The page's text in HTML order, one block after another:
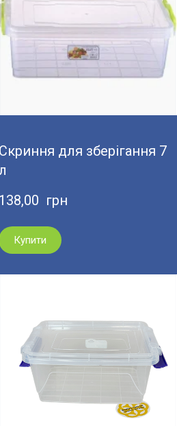
Скриння для зберігання 7
138,00  грн
Купити